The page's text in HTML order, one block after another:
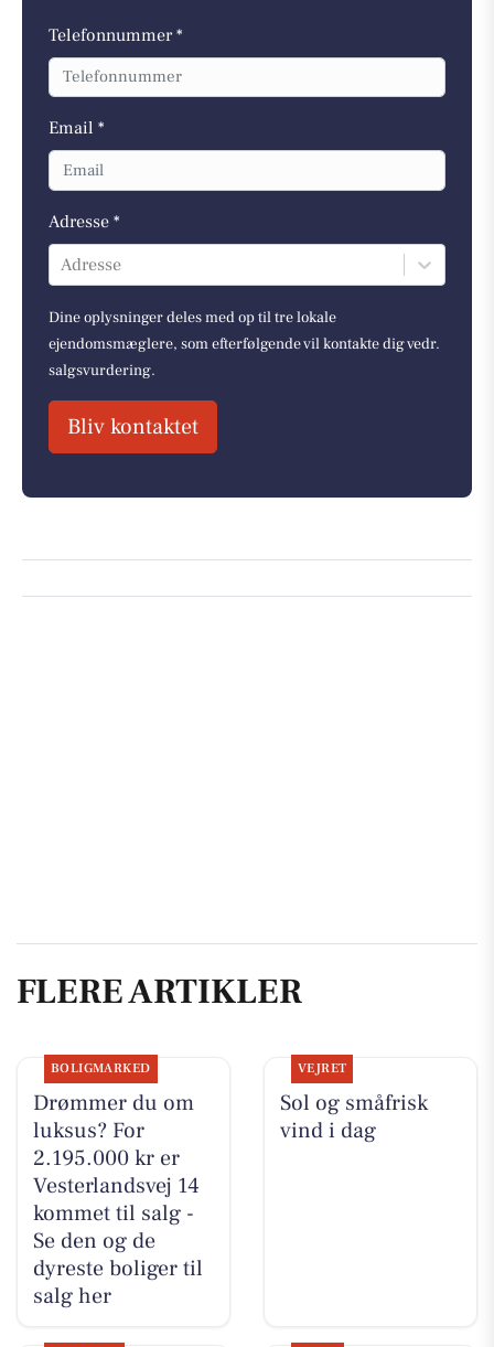
Telefonnummer *
Email *
Adresse *
Adresse
Dine oplysninger deles med op til tre lokale
ejendomsmæglere, som efterfølgende vil kontakte dig vedr.
salgsvurdering.
Bliv kontaktet
FLERE ARTIKLER
BOLIGMARKED
Drømmer du om
luksus? For
2.195.000 kr er
Vesterlandsvej 14
kommet til salg -
Se den og de
dyreste boliger til
salg her
VEJRET
Sol og småfrisk
vind i dag